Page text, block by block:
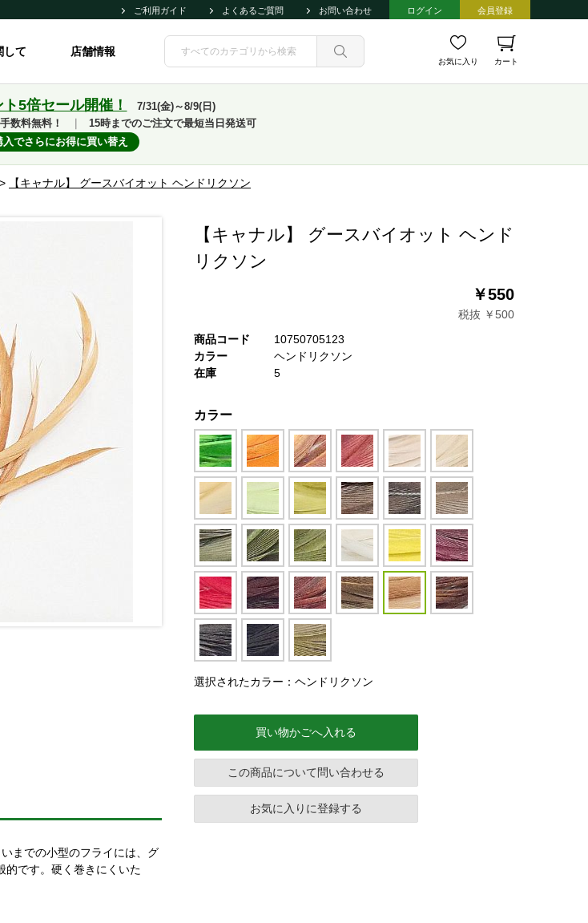
ご利用ガイド よくあるご質問 お問い合わせ ログイン 会員登録
して 店舗情報
お気に入り カート
5倍セール開催！
7/31(金)～8/9(日)
数料無料！
15時までのご注文で最短当日発送可
入でさらにお得に買い替え
> 【キャナル】 グースバイオット ヘンドリクソン
までの小型のフライには、グ
的です。硬く巻きにくいた
【キャナル】 グースバイオット ヘンド
リクソン
￥550
税抜 ￥500
商品コード
10750705123
カラー
ヘンドリクソン
在庫
5
カラー
選択されたカラー：ヘンドリクソン
買い物かごへ入れる
この商品について問い合わせる
お気に入りに登録する